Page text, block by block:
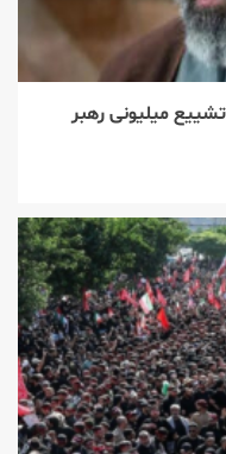
میلیونی رهبر